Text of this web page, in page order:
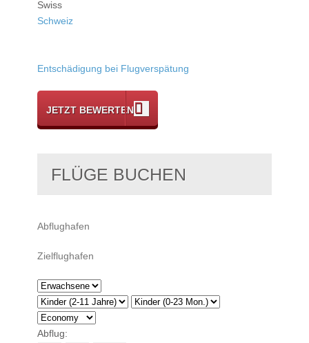
Swiss
Schweiz
Entschädigung bei Flugverspätung
JETZT BEWERTEN
FLÜGE BUCHEN
Abflug: